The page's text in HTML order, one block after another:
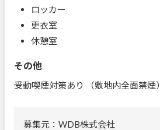
ロッカー
更衣室
休憩室
その他
受動喫煙対策あり （敷地内全面禁煙）
募集元：WDB株式会社